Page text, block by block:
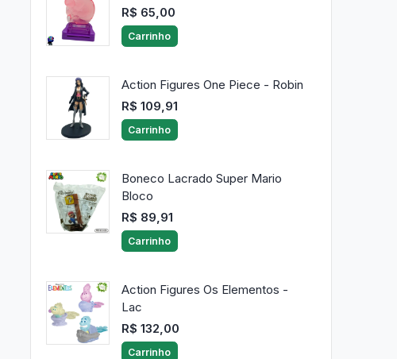
R$ 65,00
Carrinho
Action Figures One Piece - Robin
R$ 109,91
Carrinho
Boneco Lacrado Super Mario
Bloco
R$ 89,91
Carrinho
Action Figures Os Elementos -
Lac
R$ 132,00
Carrinho